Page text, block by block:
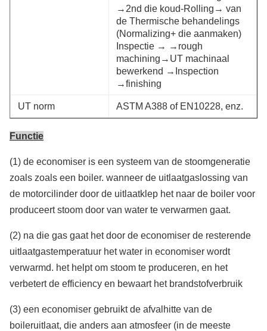
→2nd die koud-Rolling→ van
de Thermische behandelings
(Normalizing+ die aanmaken)
Inspectie → →rough
machining→UT machinaal
bewerkend →Inspection
→finishing
UT norm ASTM A388 of EN10228, enz.
Functie
(1) de economiser is een systeem van de stoomgeneratie
zoals zoals een boiler. wanneer de uitlaatgaslossing van
de motorcilinder door de uitlaatklep het naar de boiler voor
produceert stoom door van water te verwarmen gaat.
(2) na die gas gaat het door de economiser de resterende
uitlaatgastemperatuur het water in economiser wordt
verwarmd. het helpt om stoom te produceren, en het
verbetert de efficiency en bewaart het brandstofverbruik
(3) een economiser gebruikt de afvalhitte van de
boileruitlaat, die anders aan atmosfeer (in de meeste